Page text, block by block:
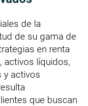
de la
de su gama de
en renta
activos líquidos,
y activos
que buscan